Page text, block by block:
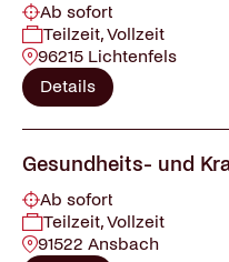
Ab sofort
Teilzeit, Vollzeit
96215 Lichtenfels
Details
Gesundheits- und
Ab sofort
Teilzeit, Vollzeit
91522 Ansbach